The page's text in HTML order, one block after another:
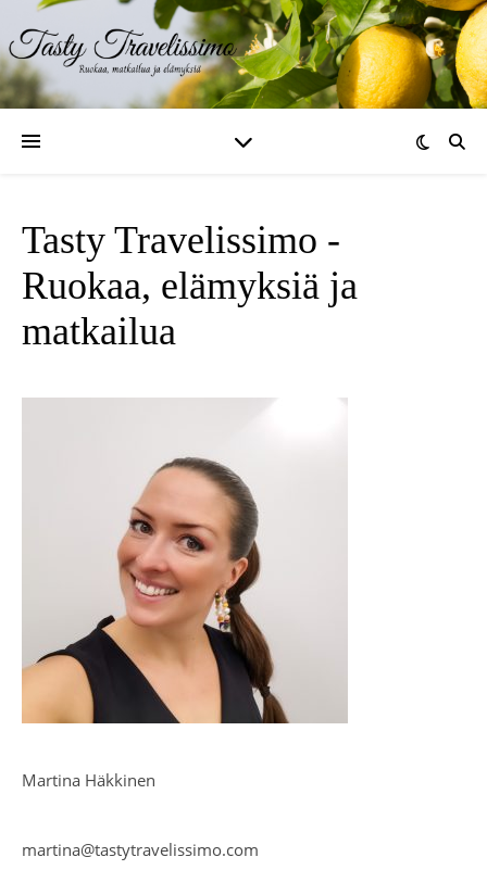
Tasty Travelissimo -
Ruokaa, elämyksiä ja
matkailua
Martina Häkkinen
martina@tastytravelissimo.com